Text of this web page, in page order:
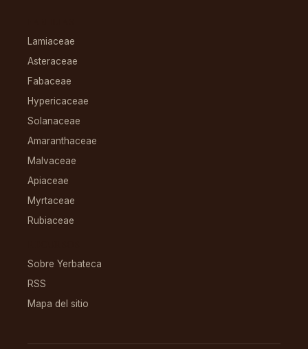
Lamiaceae
Asteraceae
Fabaceae
Hypericaceae
Solanaceae
Amaranthaceae
Malvaceae
Apiaceae
Myrtaceae
Rubiaceae
Sobre Yerbateca
RSS
Mapa del sitio